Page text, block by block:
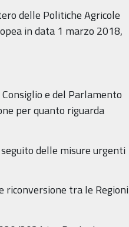
delle Politiche Agricole
in data 1 marzo 2018,
e del Parlamento
per quanto riguarda
delle misure urgenti
riconversione tra le Regioni